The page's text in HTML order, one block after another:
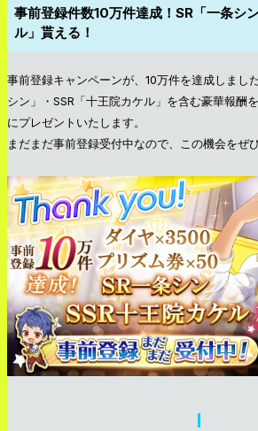
事前登録件数10万件達成！SR「一条シ
ル」貰える！
事前登録キャンペーンが、10万件を達成しまし
シン」・SSR「十王院カケル」を含む豪華報酬
にプレゼントいたします。
まだまだ事前登録受付中なので、この機会をぜ